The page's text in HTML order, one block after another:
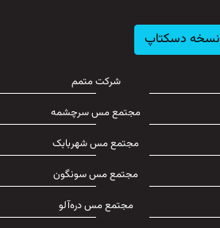
نسخه دسکتاپ
شرکت متمم
مجتمع مس سرچشمه
مجتمع مس شهربابک
مجتمع مس سونگون
مجتمع مس دره‌آلو